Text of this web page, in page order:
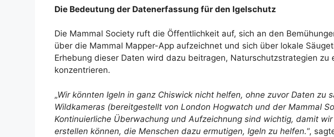
Die Bedeutung der Datenerfassung für den Igelschutz
Die Mammal Society ruft die Öffentlichkeit auf, sich an den
über die Mammal Mapper-App aufzeichnet und sich über lokale
Erhebung dieser Daten wird dazu beitragen, Naturschutzstrategien
konzentrieren.
„Wir könnten Igeln in ganz Chiswick nicht helfen, ohne zuvor Daten
Wildkameras (bereitgestellt von London Hogwatch und der Mammal
Kontinuierliche Überwachung und Aufzeichnung sind wichtig, damit
erstellen können, die Menschen dazu ermutigen, Igeln zu helfen.“,